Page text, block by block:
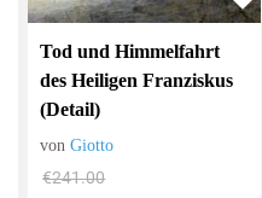
Tod und Himmelfahrt
des Heiligen Franziskus
(Detail)
vonGiotto
€241.00